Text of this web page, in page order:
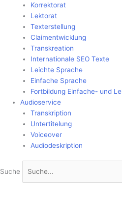
Korrektorat
Lektorat
Texterstellung
Claimentwicklung
Transkreation
Internationale SEO Texte
Leichte Sprache
Einfache Sprache
Fortbildung Einfache- und
Audioservice
Transkription
Untertitelung
Voiceover
Audiodeskription
Suche